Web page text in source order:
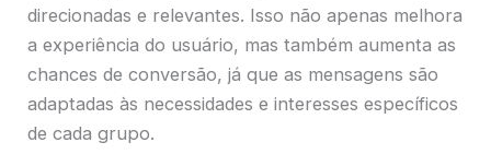
direcionadas e relevantes. Isso não apenas melhora
a experiência do usuário, mas também aumenta as
chances de conversão, já que as mensagens são
adaptadas às necessidades e interesses específicos
de cada grupo.